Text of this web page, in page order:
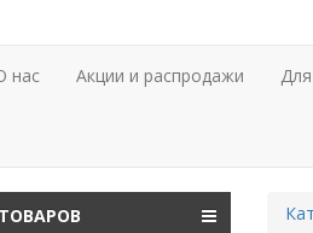
нас Акции и распродажи